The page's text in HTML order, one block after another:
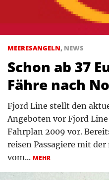
MEERESANGELN, NEWS
Schon ab 37
Fähre nach
Fjord Line stellt den
Angeboten vor Fjord
Fahrplan 2009 vor.
reisen Passagiere mit
vom... MEHR